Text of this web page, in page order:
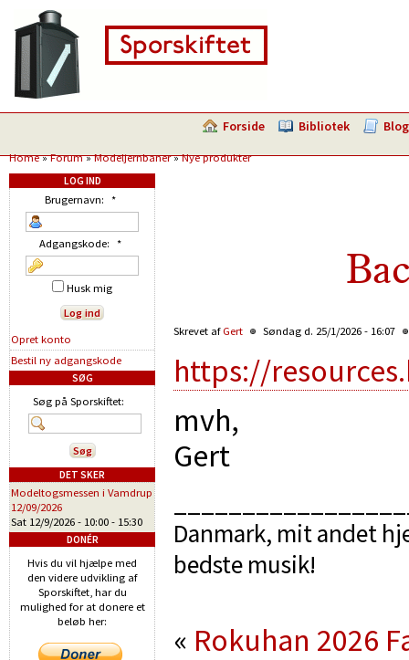
Forside Bibliotek Blog
Home»Forum»Modeljernbaner»Nye produkter
Skrevet af Gert Søndag d. 25/1/2026 - 16:07
https://
mvh,
Gert
Danmark, mit andet
bedste musik!
« Rokuhan 2026
LOG IND
Brugernavn: *
Adgangskode: *
Husk mig
Opret konto
Bestil ny adgangskode
SØG
Søg på Sporskiftet:
DET SKER
Modeltogsmessen i Vamdrup
12/09/2026
Sat 12/9/2026 - 10:00 - 15:30
DONÉR
Hvis du vil hjælpe med
den videre udvikling af
Sporskiftet, har du
mulighed for at donere et
beløb her: